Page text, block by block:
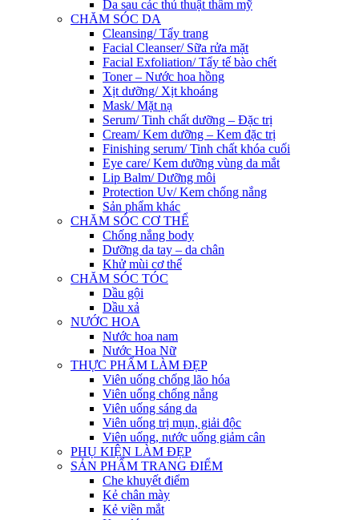
Da sau các thủ thuật thẩm mỹ
CHĂM SÓC DA
Cleansing/ Tẩy trang
Facial Cleanser/ Sữa rửa mặt
Facial Exfoliation/ Tẩy tế bào chết
Toner – Nước hoa hồng
Xịt dưỡng/ Xịt khoáng
Mask/ Mặt nạ
Serum/ Tinh chất dưỡng – Đặc trị
Cream/ Kem dưỡng – Kem đặc trị
Finishing serum/ Tinh chất khóa cuối
Eye care/ Kem dưỡng vùng da mắt
Lip Balm/ Dưỡng môi
Protection Uv/ Kem chống nắng
Sản phẩm khác
CHĂM SÓC CƠ THỂ
Chống nắng body
Dưỡng da tay – da chân
Khử mùi cơ thể
CHĂM SÓC TÓC
Dầu gội
Dầu xả
NƯỚC HOA
Nước hoa nam
Nước Hoa Nữ
THỰC PHẨM LÀM ĐẸP
Viên uống chống lão hóa
Viên uống chống nắng
Viên uống sáng da
Viên uống trị mụn, giải độc
Viên uống, nước uống giảm cân
PHỤ KIỆN LÀM ĐẸP
SẢN PHẨM TRANG ĐIỂM
Che khuyết điểm
Kẻ chân mày
Kẻ viền mắt